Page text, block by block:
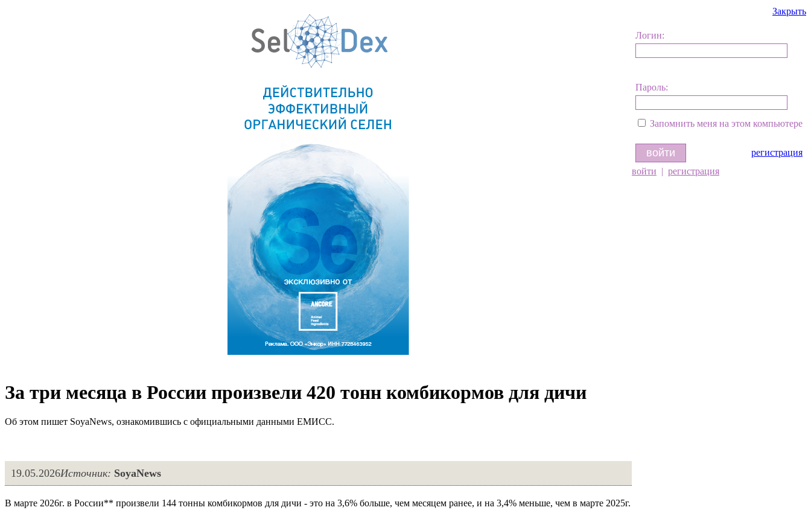
Закрыть
Логин:
Пароль:
Запомнить меня на этом компьютере
регистрация
войти | регистрация
За три месяца в России произвели 420 тонн комбикормов для дичи
Об этом пишет SoyaNews, ознакомившись с официальными данными ЕМИСС.
19.05.2026Источник: SoyaNews
В марте 2026г. в России** произвели 144 тонны комбикормов для дичи - это на 3,6% больше, чем месяцем ранее, и на 3,4% меньше, чем в марте 2025г.